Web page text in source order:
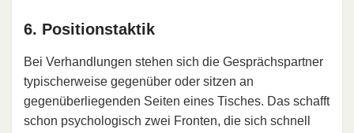
6. Positionstaktik
Bei Verhandlungen stehen sich die Gesprächspartner
typischerweise gegenüber oder sitzen an
gegenüberliegenden Seiten eines Tisches. Das schafft
schon psychologisch zwei Fronten, die sich schnell